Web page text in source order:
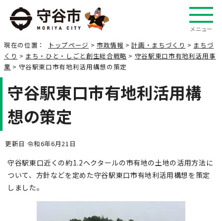
メニュー
現在の位置： トップページ > 市政情報 >計画・まちづくり > まちづ
くり > まち・ひと・しごと創生総合戦略 > 守谷駅東口市有地利活用事
業 > 守谷駅東口市有地利活用構想の策定
守谷駅東口市有地利活用構
想の策定
更新日 令和6年6月21日
守谷駅東口近くの約1.2ヘクタールの市有地の土地の活用方法に
ついて、方針などを定めた守谷駅東口市有地利活用構想を策定
しました。